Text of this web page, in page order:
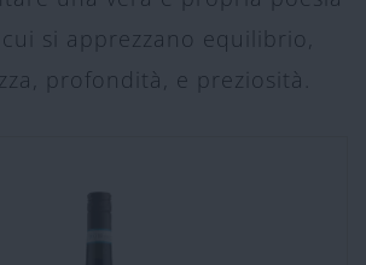
si apprezzano equilibrio,
profondità, e preziosità.